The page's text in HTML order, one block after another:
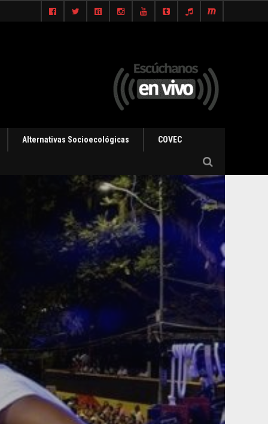
Alternativas Socioecológicas COVEC